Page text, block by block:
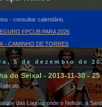
- consultar calendário.
FPCUB PARA 2026
- CAMINHO DE TORRES
5 de dezembro de
do Seixal - 2013-11-30 - 25
.
das Lagoas onde o Nelson, a